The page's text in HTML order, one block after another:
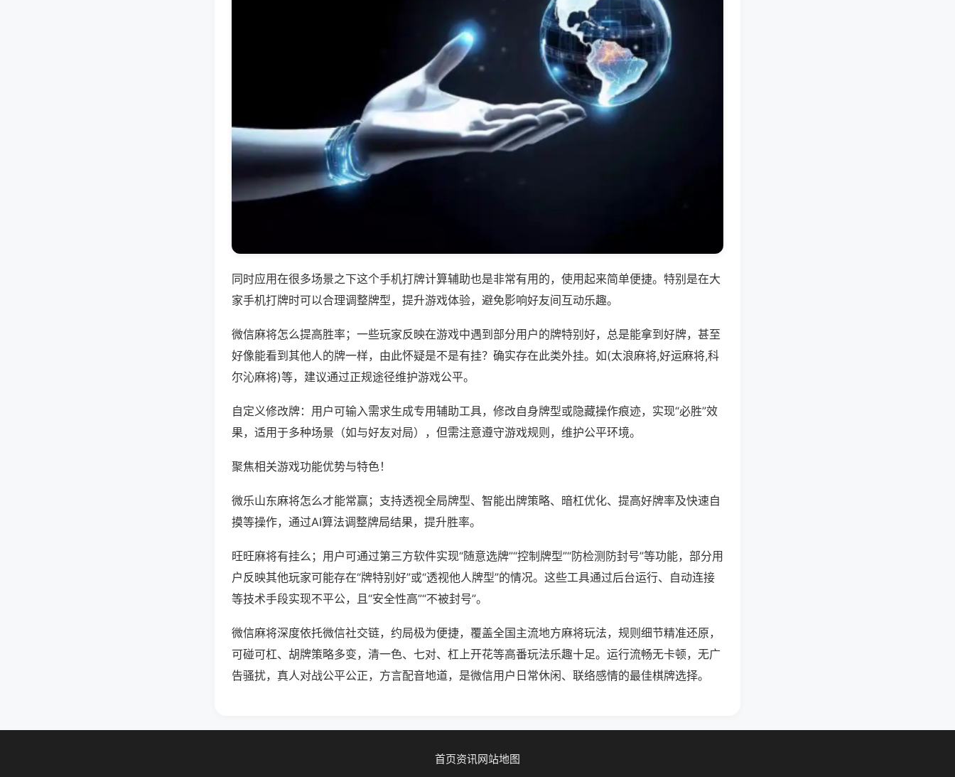
同时应用在很多场景之下这个手机打牌计算辅助也是非常有用的，使用起来简单便捷。特别是在大
家手机打牌时可以合理调整牌型，提升游戏体验，避免影响好友间互动乐趣。
微信麻将怎么提高胜率；一些玩家反映在游戏中遇到部分用户的牌特别好，总是能拿到好牌，甚至
好像能看到其他人的牌一样，由此怀疑是不是有挂？确实存在此类外挂。如(太浪麻将,好运麻将,科
尔沁麻将)等，建议通过正规途径维护游戏公平。
自定义修改牌：用户可输入需求生成专用辅助工具，修改自身牌型或隐藏操作痕迹，实现“必胜”效
果，适用于多种场景（如与好友对局），但需注意遵守游戏规则，维护公平环境。
聚焦相关游戏功能优势与特色！
微乐山东麻将怎么才能常赢；支持透视全局牌型、智能出牌策略、暗杠优化、提高好牌率及快速自
摸等操作，通过AI算法调整牌局结果，提升胜率。
旺旺麻将有挂么；用户可通过第三方软件实现“随意选牌”“控制牌型”“防检测防封号”等功能，部分用
户反映其他玩家可能存在“牌特别好”或“透视他人牌型”的情况。这些工具通过后台运行、自动连接
等技术手段实现不平公，且“安全性高”“不被封号”。
微信麻将深度依托微信社交链，约局极为便捷，覆盖全国主流地方麻将玩法，规则细节精准还原，
可碰可杠、胡牌策略多变，清一色、七对、杠上开花等高番玩法乐趣十足。运行流畅无卡顿，无广
告骚扰，真人对战公平公正，方言配音地道，是微信用户日常休闲、联络感情的最佳棋牌选择。
首页资讯网站地图